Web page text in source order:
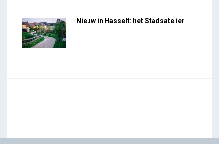
Nieuw in Hasselt: het Stadsatelier